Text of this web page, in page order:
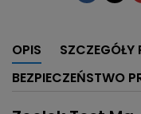
OPIS
SZCZEGÓŁY
BEZPIECZEŃSTWO